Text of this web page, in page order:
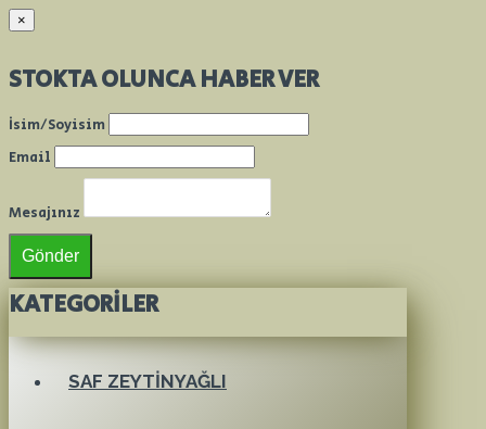
×
STOKTA OLUNCA HABER VER
İsim/Soyisim
Email
Mesajınız
Gönder
KATEGORILER
SAF ZEYTINYAĞLI